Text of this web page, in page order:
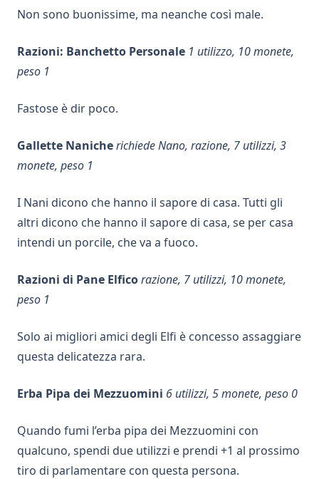
Non sono buonissime, ma neanche così male.
Razioni: Banchetto Personale 1 utilizzo, 10 monete,
peso 1
Fastose è dir poco.
Gallette Nanicherichiede Nano, razione, 7 utilizzi, 3
monete, peso 1
I Nani dicono che hanno il sapore di casa. Tutti gli
altri dicono che hanno il sapore di casa, se per casa
intendi un porcile, che va a fuoco.
Razioni di Pane Elficorazione, 7 utilizzi, 10 monete,
peso 1
Solo ai migliori amici degli Elfi è concesso assaggiare
questa delicatezza rara.
Erba Pipa dei Mezzuomini 6 utilizzi, 5 monete, peso 0
Quando fumi l’erba pipa dei Mezzuomini con
qualcuno, spendi due utilizzi e prendi +1 al prossimo
tiro di parlamentare con questa persona.